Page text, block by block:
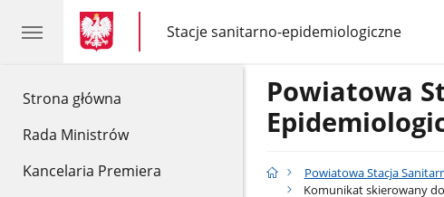
Strona główna
Rada Ministrów
Kancelaria Premiera
gov.pl
gov.pl
Stacje sanitarno-epidemiologiczne
gov.pl
Stacje
sanitarno-
epidemiologiczne
Powiatowa
Powiatowa Stacja
Komunikat skierowany